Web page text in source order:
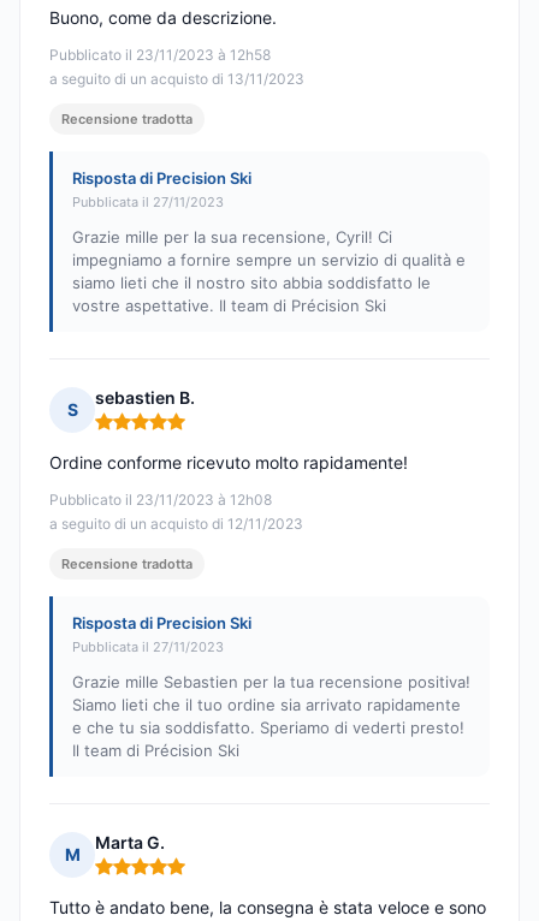
Pubblicato il 23/11/2023 à 12h58
a seguito di un acquisto di 13/11/2023
Buono, come da descrizione.
Recensione tradotta
Risposta di Precision Ski
Pubblicata il 27/11/2023
Grazie mille per la sua recensione, Cyril! Ci
impegniamo a fornire sempre un servizio di qualità e
siamo lieti che il nostro sito abbia soddisfatto le
vostre aspettative. Il team di Précision Ski
S
sebastien B.
Nota: 5 su 5
Pubblicato il 23/11/2023 à 12h08
a seguito di un acquisto di 12/11/2023
Ordine conforme ricevuto molto rapidamente!
Recensione tradotta
Risposta di Precision Ski
Pubblicata il 27/11/2023
Grazie mille Sebastien per la tua recensione positiva!
Siamo lieti che il tuo ordine sia arrivato rapidamente
e che tu sia soddisfatto. Speriamo di vederti presto!
Il team di Précision Ski
M
Marta G.
Nota: 5 su 5
Tutto è andato bene, la consegna è stata veloce e sono